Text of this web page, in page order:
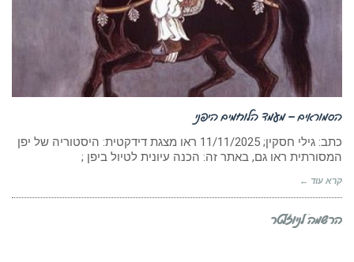
הסמוראים – מעמד הלוחמים היפני
כתב: גילי חסקין; ‏11/11/2025 ראו מצגת דידקטית: היסטוריה של יפן
המסורתית ראו גם, באתר זה: הכנה עיונית לטיול ביפן ;
קרא עוד ←
הרשמה לניוזלטר